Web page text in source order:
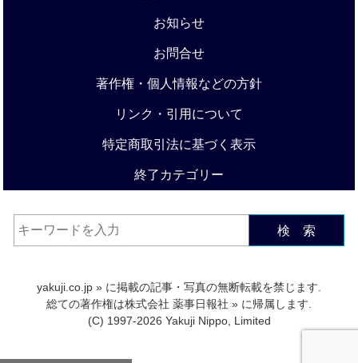
お知らせ
お問合せ
著作権・個人情報などの方針
リンク・引用について
特定商取引法に基づく表示
終了カテゴリー
検 索
yakuji.co.jp » に掲載の記事・写真の無断転載を禁じます.
総ての著作権は株式会社 薬事日報社 » に帰属します.
(C) 1997-2026 Yakuji Nippo, Limited